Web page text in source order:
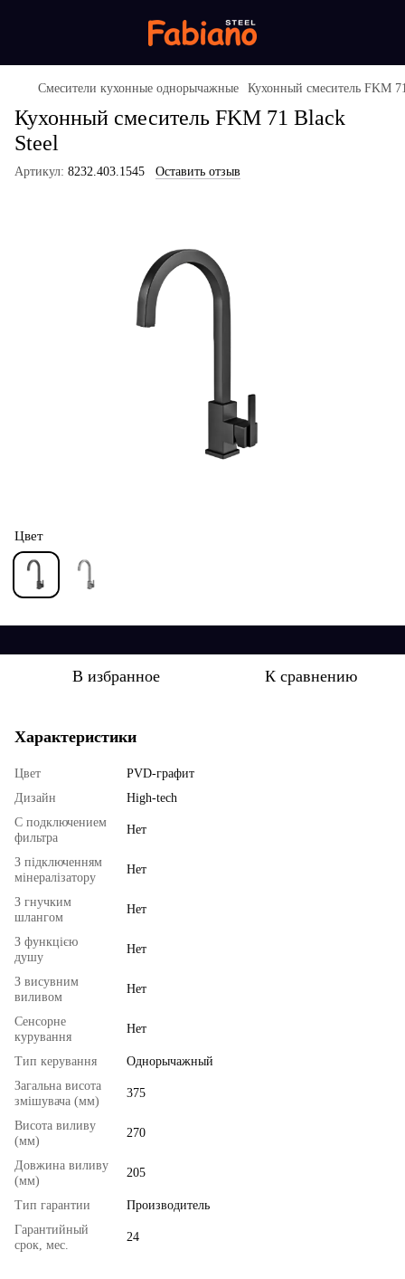
Смесители кухонные однорычажные Кухонный смеситель FKM
Кухонный смеситель FKM 71 Black
Steel
Артикул: 8232.403.1545 Оставить отзыв
Цвет
В избранное К сравнению
Характеристики
Цвет
PVD-графит
Дизайн
High-tech
С подключением
фильтра
Нет
З підключенням
мінералізатору
Нет
З гнучким
шлангом
Нет
З функцією
душу
Нет
З висувним
виливом
Нет
Сенсорне
курування
Нет
Тип керування
Однорычажный
Загальна висота
змішувача (мм)
375
Висота виливу
(мм)
270
Довжина виливу
(мм)
205
Тип гарантии
Производитель
Гарантийный
срок, мес.
24